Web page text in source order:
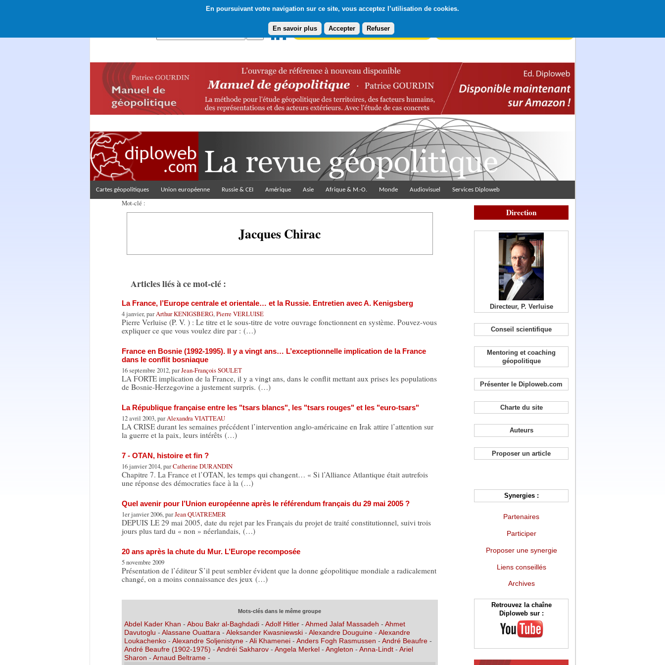
En poursuivant votre navigation sur ce site, vous acceptez l’utilisation de cookies.
En savoir plus Accepter Refuser
Abonnement gratuit à la Lettre du Diploweb
Cartes géopolitiques Union européenne Russie & CEI Amérique Asie Afrique & M.-O. Monde Audiovisuel Services Diploweb
Mot-clé :
Jacques Chirac
Articles liés à ce mot-clé :
La France, l’Europe centrale et orientale… et la Russie. Entretien avec A. Kenigsberg
4 janvier, parArthur KENIGSBERG,Pierre VERLUISE
Pierre Verluise (P. V. ) : Le titre et le sous-titre de votre ouvrage fonctionnent en système. Pouvez-vous
expliquer ce que vous voulez dire par : (…)
France en Bosnie (1992-1995). Il y a vingt ans… L’exceptionnelle implication de la France
dans le conflit bosniaque
16 septembre 2012, parJean-François SOULET
LA FORTE implication de la France, il y a vingt ans, dans le conflit mettant aux prises les populations
de Bosnie-Herzegovine a justement surpris. (…)
La République française entre les "tsars blancs", les "tsars rouges" et les "euro-tsars"
12 avril 2003, parAlexandra VIATTEAU
LA CRISE durant les semaines précédent l’intervention anglo-américaine en Irak attire l’attention sur
la guerre et la paix, leurs intérêts (…)
7 - OTAN, histoire et fin ?
16 janvier 2014, parCatherine DURANDIN
Chapitre 7. La France et l’OTAN, les temps qui changent… « Si l’Alliance Atlantique était autrefois
une réponse des démocraties face à la (…)
Quel avenir pour l’Union européenne après le référendum français du 29 mai 2005 ?
1er janvier 2006, parJean QUATREMER
DEPUIS LE 29 mai 2005, date du rejet par les Français du projet de traité constitutionnel, suivi trois
jours plus tard du « non » néerlandais, (…)
20 ans après la chute du Mur. L’Europe recomposée
5 novembre 2009
Présentation de l’éditeur S’il peut sembler évident que la donne géopolitique mondiale a radicalement
changé, on a moins connaissance des jeux (…)
Mots-clés dans le même groupe
Abdel Kader Khan - Abou Bakr al-Baghdadi - Adolf Hitler- Ahmed Jalaf Massadeh - Ahmet
Davutoglu - Alassane Ouattara - Aleksander Kwasniewski- Alexandre Douguine- Alexandre
Loukachenko- Alexandre Soljenistyne- Ali Khamenei- Anders Fogh Rasmussen - André Beaufre -
André Beaufre (1902-1975) - Andréi Sakharov- Angela Merkel- Angleton - Anna-Lindt- Ariel
Sharon - Arnaud Beltrame-
Direction
Directeur, P. Verluise
Conseil scientifique
Mentoring et coaching
géopolitique
Présenter le Diploweb.com
Charte du site
Auteurs
Proposer un article
Synergies :
Partenaires
Participer
Proposer une synergie
Liens conseillés
Archives
Retrouvez la chaîne
Diploweb sur :